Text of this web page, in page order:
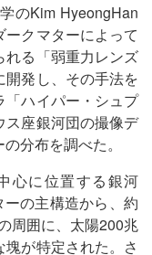
のKim HyeongHan
クマターによって
れる「弱重力レンズ
発し、その手法を
「ハイパー・シュプ
ス座銀河団の撮像デ
分布を調べた。
心に位置する銀河
ーの主構造から、約
周囲に、太陽200兆
が特定された。さ